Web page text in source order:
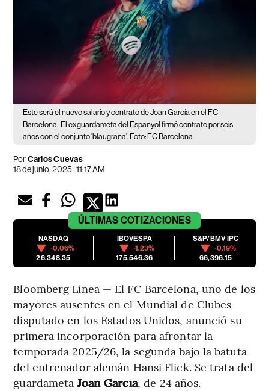
Este será el nuevo salario y contrato de Joan García en el FC
Barcelona. El exguardameta del Espanyol firmó contrato por seis
años con el conjunto 'blaugrana'. Foto: FC Barcelona
PorCarlos Cuevas
18 de junio, 2025 | 11:17 AM
ÚLTIMAS COTIZACIONES
NASDAQ
-0.06%
26,348.35
IBOVESPA
-1.23%
175,546.36
S&P/BMV IPC
-0.19%
66,396.15
Bloomberg Línea — El FC Barcelona, uno de los
mayores ausentes en el Mundial de Clubes
disputado en los Estados Unidos, anunció su
primera incorporación para afrontar la
temporada 2025/26, la segunda bajo la batuta
del entrenador alemán Hansi Flick. Se trata del
guardameta Joan García, de 24 años.